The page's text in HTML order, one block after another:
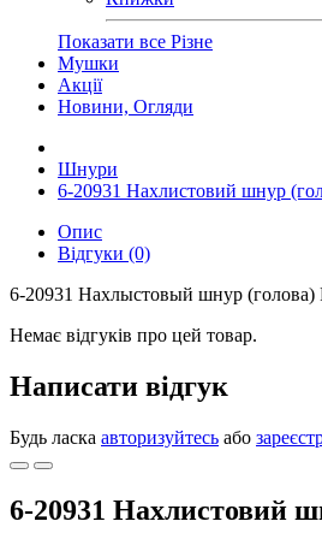
Показати все Різне
Мушки
Акції
Новини, Огляди
Шнури
6-20931 Нахлистовий шнур
Опис
Відгуки (0)
6-20931 Нахлыстовый шнур
Немає відгуків про цей товар.
Написати відгук
Будь ласка авторизуйтесь або
6-20931 Нахлистовий